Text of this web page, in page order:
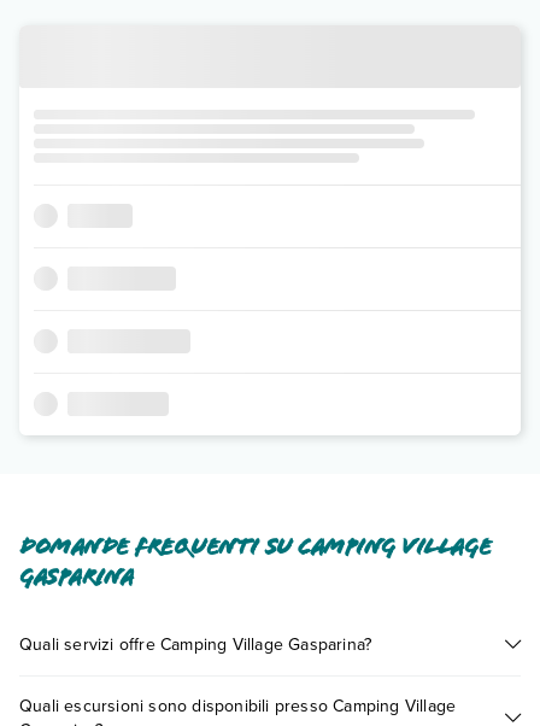
Domande frequenti su Camping Village
Gasparina
Quali servizi offre Camping Village Gasparina?
pagamento tra cui: wi-fi, ombrelloni in piscina.
Quali escursioni sono disponibili presso Camping Village